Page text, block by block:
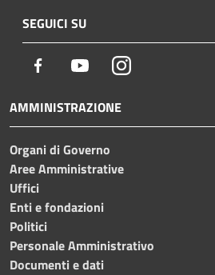
SEGUICI SU
Facebook YoutubeInstagram
AMMINISTRAZIONE
Organi di Governo
Aree Amministrative
Uffici
Enti e fondazioni
Politici
Personale Amministrativo
Documenti e dati